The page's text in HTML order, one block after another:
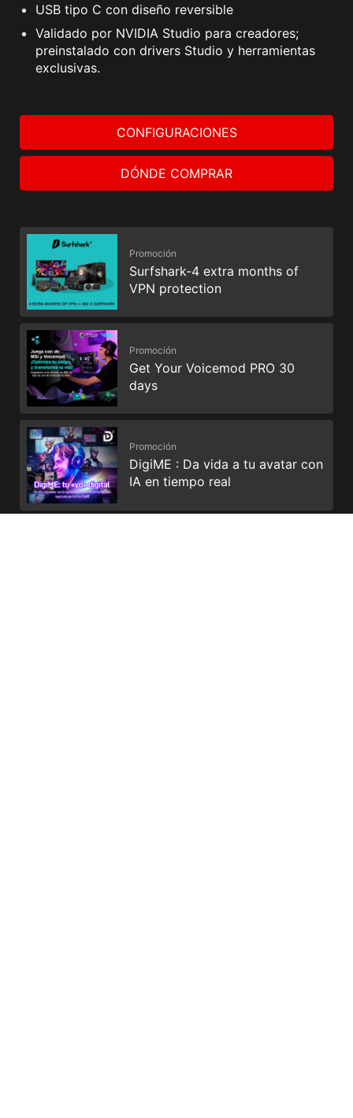
USB tipo C con diseño reversible
Validado por NVIDIA Studio para creadores;
preinstalado con drivers Studio y herramientas
exclusivas.
CONFIGURACIONES
DÓNDE COMPRAR
Promoción
Surfshark-4 extra months of
VPN protection
Promoción
Get Your Voicemod PRO 30
days
Promoción
DigiME : Da vida a tu avatar con
IA en tiempo real